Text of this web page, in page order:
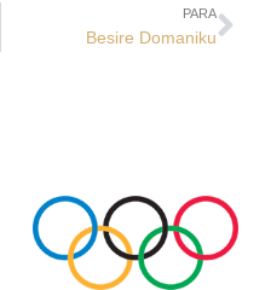
PARA
Besire Domaniku